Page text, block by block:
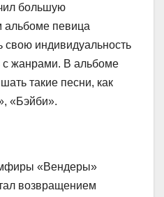
большую
альбоме певица
свою индивидуальность
с жанрами. В альбоме
такие песни, как
«Бэйби».
«Вендеры»
возвращением